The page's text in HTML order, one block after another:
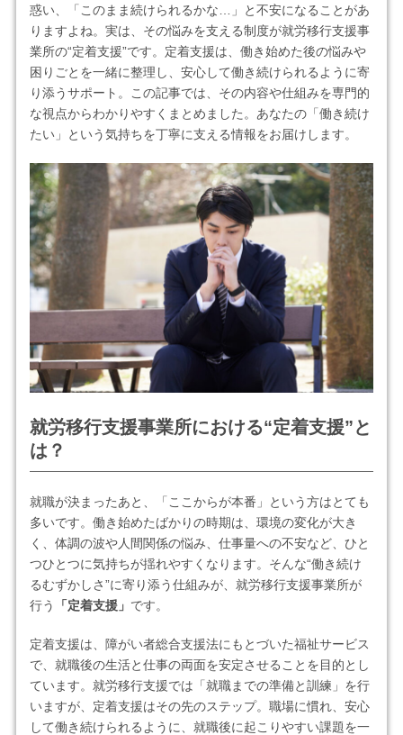
惑い、「このまま続けられるかな…」と不安になることがあ
りますよね。実は、その悩みを支える制度が就労移行支援事
業所の“定着支援”です。定着支援は、働き始めた後の悩みや
困りごとを一緒に整理し、安心して働き続けられるように寄
り添うサポート。この記事では、その内容や仕組みを専門的
な視点からわかりやすくまとめました。あなたの「働き続け
たい」という気持ちを丁寧に支える情報をお届けします。
就労移行支援事業所における“定着支援”と
は？
就職が決まったあと、「ここからが本番」という方はとても
多いです。働き始めたばかりの時期は、環境の変化が大き
く、体調の波や人間関係の悩み、仕事量への不安など、ひと
つひとつに気持ちが揺れやすくなります。そんな“働き続け
るむずかしさ”に寄り添う仕組みが、就労移行支援事業所が
行う
「定着支援」 です。
定着支援は、障がい者総合支援法にもとづいた福祉サービス
で、就職後の生活と仕事の両面を安定させることを目的とし
ています。就労移行支援では「就職までの準備と訓練」を行
いますが、定着支援はその先のステップ。職場に慣れ、安心
して働き続けられるように、就職後に起こりやすい課題を一